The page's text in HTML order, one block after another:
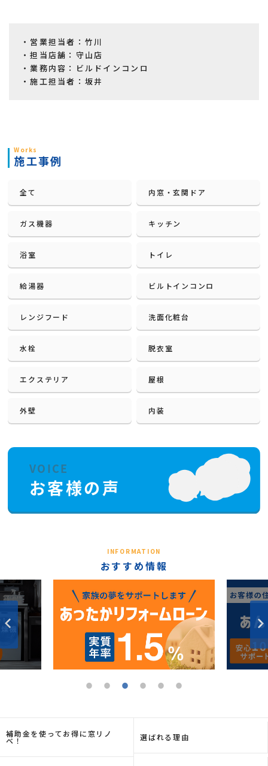
・営業担当者：竹川
・担当店舗：守山店
・業務内容：ビルドインコンロ
・施工担当者：坂井
Works
施工事例
全て 内窓・玄関ドア
ガス機器 キッチン
浴室 トイレ
給湯器 ビルトインコンロ
レンジフード 洗面化粧台
水栓 脱衣室
エクステリア 屋根
外壁 内装
INFORMATION
おすすめ情報
補助金を使ってお得に窓リノ
ベ！ 選ばれる理由